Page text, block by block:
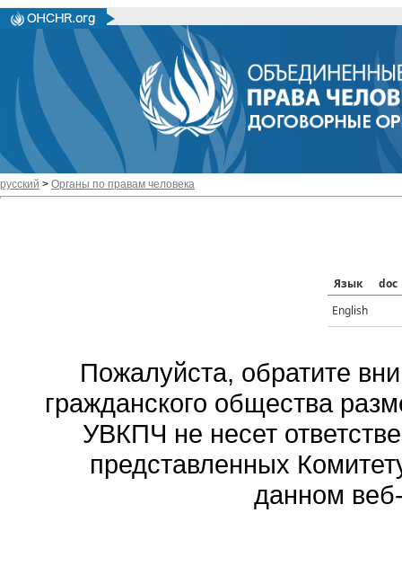
русский > Органы по правам человека
Язык
doc
English
Пожалуйста, обратите
гражданского общества
УВКПЧ не несет
представленных
данном